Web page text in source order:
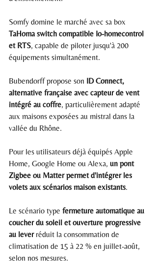
Somfy domine le marché avec sa box
TaHoma switch compatible Io-homecontrol
et RTS, capable de piloter jusqu'à 200
équipements simultanément.
Bubendorff propose son ID Connect,
alternative française avec capteur de vent
intégré au coffre, particulièrement adapté
aux maisons exposées au mistral dans la
vallée du Rhône.
Pour les utilisateurs déjà équipés Apple
Home, Google Home ou Alexa, un pont
Zigbee ou Matter permet d'intégrer les
volets aux scénarios maison existants.
Le scénario type fermeture automatique au
coucher du soleil et ouverture progressive
au lever réduit la consommation de
climatisation de 15 à 22 % en juillet-août,
selon nos mesures.